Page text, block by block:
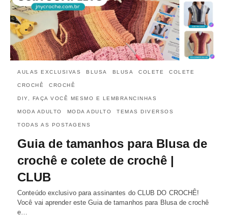
AULAS EXCLUSIVAS BLUSA BLUSA COLETE COLETE
CROCHÊ CROCHÊ
DIY, FAÇA VOCÊ MESMO E LEMBRANCINHAS
MODA ADULTO MODA ADULTO TEMAS DIVERSOS
TODAS AS POSTAGENS
Guia de tamanhos para Blusa de
crochê e colete de crochê |
CLUB
Conteúdo exclusivo para assinantes do CLUB DO CROCHÊ!
Você vai aprender este Guia de tamanhos para Blusa de crochê
e…